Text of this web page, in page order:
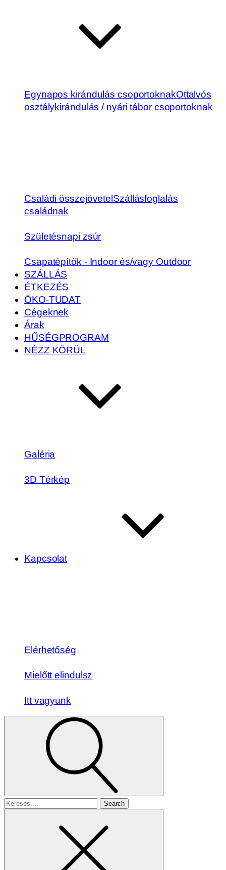
Egynapos kirándulás csoportoknakOttalvós
osztálykirándulás / nyári tábor csoportoknak
Családi összejövetelSzállásfoglalás
családnak
Születésnapi zsúr
Csapatépítők - Indoor és/vagy Outdoor
SZÁLLÁS
ÉTKEZÉS
ÖKO-TUDAT
Cégeknek
Árak
HŰSÉGPROGRAM
NÉZZ KÖRÜL
Galéria
3D Térkép
Kapcsolat
Elérhetőség
Mielőtt elindulsz
Itt vagyunk
Search